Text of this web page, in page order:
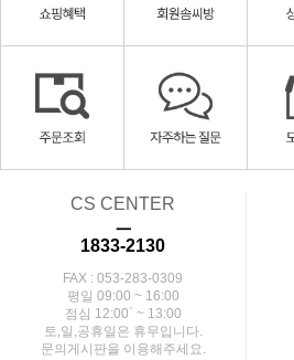
CS CENTER
ㅡ
1833-2130
FAX : 053-283-0309
평일 09:00 ~ 16:00
점심 12:00` ~ 13:00
토,일,공휴일은 휴무입니다.
문의게시판을 이용해주세요.